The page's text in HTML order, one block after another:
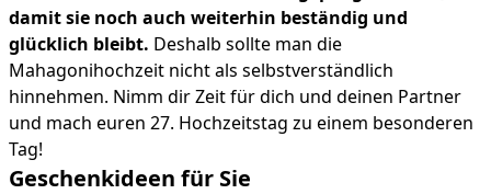
damit sie noch auch weiterhin beständig und
glücklich bleibt. Deshalb sollte man die
Mahagonihochzeit nicht als selbstverständlich
hinnehmen. Nimm dir Zeit für dich und deinen Partner
und mach euren 27. Hochzeitstag zu einem besonderen
Tag!
Geschenkideen für Sie